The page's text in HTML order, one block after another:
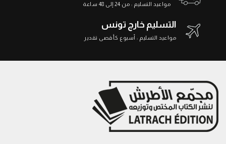
مواعيد التسليم : من 24 إلى 48 ساعة
التسليم خارج تونس
مواعيد التسليم : أسبوع كأقصى تقدير